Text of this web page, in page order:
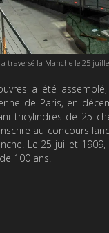
traversé la Manche le 25
a été
de Paris, en
tricylindres de 25
au concours
Le 25 juillet
100 ans.